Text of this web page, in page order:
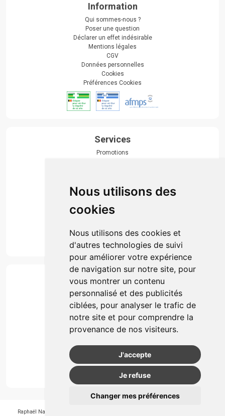
Nous utilisons des
cookies
Nous utilisons des cookies et
d'autres technologies de suivi
pour améliorer votre expérience
de navigation sur notre site, pour
vous montrer un contenu
personnalisé et des publicités
ciblées, pour analyser le trafic de
notre site et pour comprendre la
provenance de nos visiteurs.
J'accepte
Je refuse
Changer mes préférences
Information
Qui sommes-nous ?
Poser une question
Déclarer un effet indésirable
Mentions légales
CGV
Données personnelles
Cookies
Préférences Cookies
Services
Promotions
Actualités & conseils
Événements
Marques
Suivez-nous
Paiement
Simple, rapide et 100% sécurisé
Retrait & Livriason
Retrait en automate ou Locker
Livraison chez vous
Raphaël Nahon